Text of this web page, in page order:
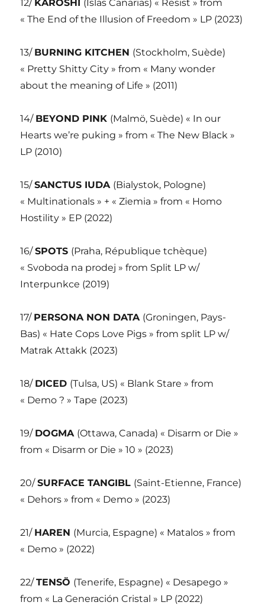
12/ KAROSHI (Islas Canarias) « Resist » from
« The End of the Illusion of Freedom » LP (2023)
13/ BURNING KITCHEN (Stockholm, Suède)
« Pretty Shitty City » from « Many wonder
about the meaning of Life » (2011)
14/ BEYOND PINK (Malmö, Suède) « In our
Hearts we’re puking » from « The New Black »
LP (2010)
15/SANCTUS IUDA (Bialystok, Pologne)
« Multinationals » + « Ziemia » from « Homo
Hostility » EP (2022)
16/SPOTS (Praha, République tchèque)
« Svoboda na prodej » from Split LP w/
Interpunkce (2019)
17/ PERSONA NON DATA (Groningen, Pays-
Bas) « Hate Cops Love Pigs » from split LP w/
Matrak Attakk (2023)
18/ DICED (Tulsa, US) « Blank Stare » from
« Demo ? » Tape (2023)
19/ DOGMA (Ottawa, Canada) « Disarm or Die »
from « Disarm or Die » 10 » (2023)
20/SURFACE TANGIBL (Saint-Etienne, France)
« Dehors » from « Demo » (2023)
21/ HAREN (Murcia, Espagne) « Matalos » from
« Demo » (2022)
22/TENSÖ (Tenerife, Espagne) « Desapego »
from « La Generación Cristal » LP (2022)